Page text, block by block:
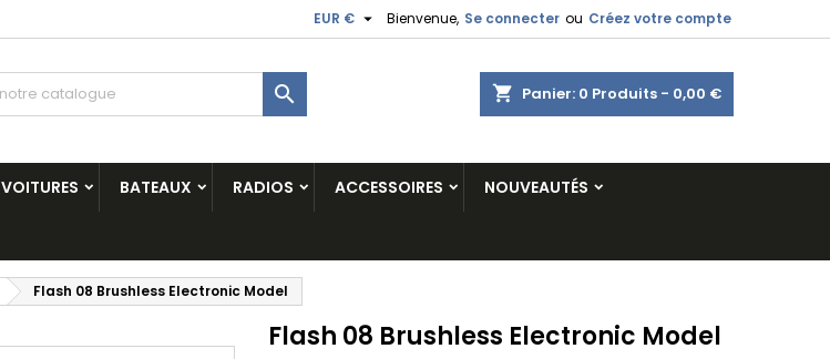
Bienvenue, Se connecter ou Créez votre compte
EUR € 
shopping_cart Panier: 0 Produits - 0,00 €

VOITURES BATEAUX RADIOS ACCESSOIRES NOUVEAUTÉS
Flash 08 Brushless Electronic Model
Flash 08 Brushless Electronic Model